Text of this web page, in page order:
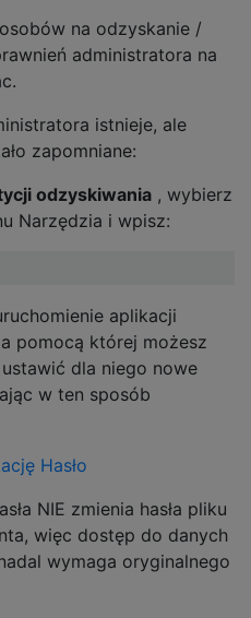
na odzyskanie /
administratora na
istnieje, ale
zapomniane:
odzyskiwania , wybierz
Narzędzia i wpisz:
aplikacji
pomocą której możesz
dla niego nowe
w ten sposób
NIE zmienia hasła pliku
więc dostęp do danych
wymaga oryginalnego